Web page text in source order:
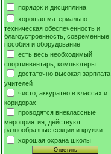
порядок и дисциплина
хорошая материально-
техническая обеспеченность и
благоустроенность, современные
пособия и оборудование
есть весь необходимый
спортинвентарь, компьютеры
достаточно высокая зарплата
учителей
чисто, аккуратно в классах и
коридорах
проводятся внеклассные
мероприятия, действуют
разнообразные секции и кружки
хорошая охрана школы